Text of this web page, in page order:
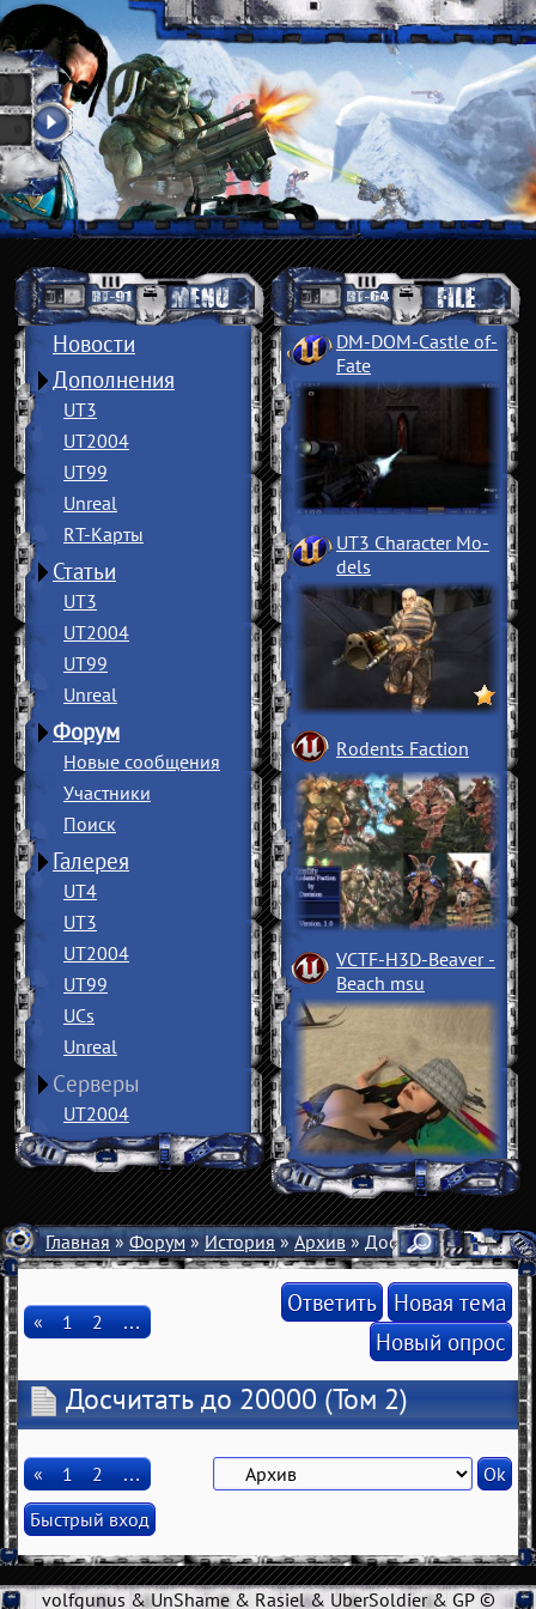
Новости
Дополнения
UT3
UT2004
UT99
Unreal
RT-Карты
Статьи
UT3
UT2004
UT99
Unreal
Форум
Новые сообщения
Участники
Поиск
Галерея
UT4
UT3
UT2004
UT99
UCs
Unreal
Серверы
UT2004
DM-DOM-Castle of­
Fate
UT3 Character Mo­
dels
Rodents Faction
VCTF-H3D-Beaver ­
Beach msu
Главная»Форум»История»Архив» Досчитать до 20000
« 1 2 …
Ответить Новая тема
Новый опрос
Досчитать до 20000 (Том 2)
« 1 2 …
volfgunus & UnShame & Rasiel & UberSoldier & GP ©